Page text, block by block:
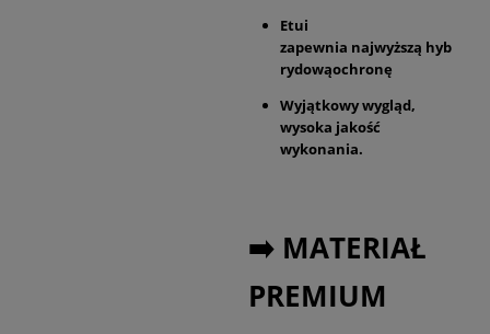
Etui
zapewnia najwyższą hyb
rydowąochronę
Wyjątkowy wygląd,
wysoka jakość
wykonania.
➡️ MATERIAŁ
PREMIUM